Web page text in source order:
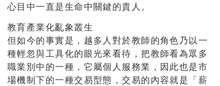
心目中一直是生命中關鍵的貴人。
教育產業化亂象叢生
但如今的事實是，越多人對於教師的角色乃以一
種輕忽與工具化的眼光來看待，把教師看為眾多
職業別中的一種，它屬個人服務業，因此也是市
場機制下的一種交易型態，交易的內容就是「薪